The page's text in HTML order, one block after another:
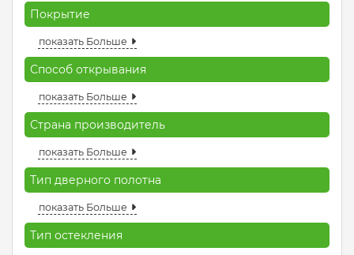
Покрытие
показать Больше
Способ открывания
показать Больше
Страна производитель
показать Больше
Тип дверного полотна
показать Больше
Тип остекления